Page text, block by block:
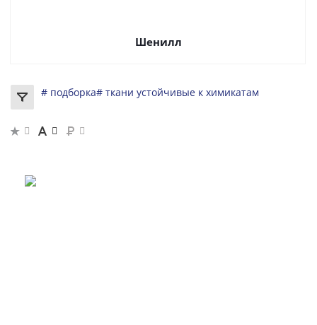
Шенилл
# подборка# ткани устойчивые к химикатам